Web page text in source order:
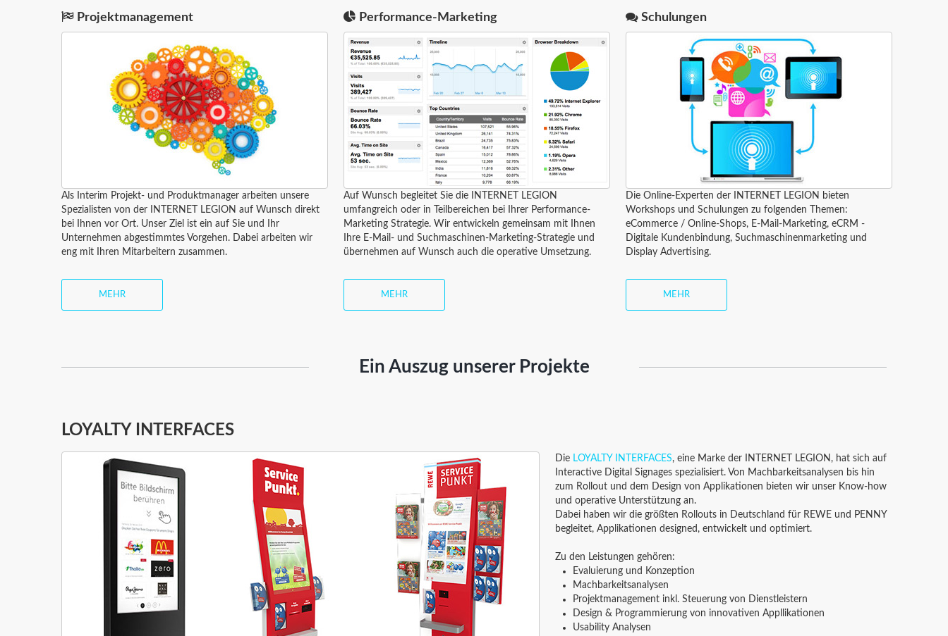
Projektmanagement
Als Interim Projekt- und Produktmanager arbeiten unsere
Spezialisten von der INTERNET LEGION auf Wunsch direkt
bei Ihnen vor Ort. Unser Ziel ist ein auf Sie und Ihr
Unternehmen abgestimmtes Vorgehen. Dabei arbeiten wir
eng mit Ihren Mitarbeitern zusammen.
MEHR
Performance-Marketing
Auf Wunsch begleitet Sie die INTERNET LEGION
umfangreich oder in Teilbereichen bei Ihrer Performance-
Marketing Strategie. Wir entwickeln gemeinsam mit Ihnen
Ihre E-Mail- und Suchmaschinen-Marketing-Strategie und
übernehmen auf Wunsch auch die operative Umsetzung.
MEHR
Schulungen
Die Online-Experten der INTERNET LEGION bieten
Workshops und Schulungen zu folgenden Themen:
eCommerce / Online-Shops, E-Mail-Marketing, eCRM -
Digitale Kundenbindung, Suchmaschinenmarketing und
Display Advertising.
MEHR
Ein Auszug unserer Projekte
LOYALTY INTERFACES
Die LOYALTY INTERFACES, eine Marke der INTERNET LEGION, hat sich auf
Interactive Digital Signages spezialisiert. Von Machbarkeitsanalysen bis hin
zum Rollout und dem Design von Applikationen bieten wir unser Know-how
und operative Unterstützung an.
Dabei haben wir die größten Rollouts in Deutschland für REWE und PENNY
begleitet, Applikationen designed, entwickelt und optimiert.
Zu den Leistungen gehören:
Evaluierung und Konzeption
Machbarkeitsanalysen
Projektmanagement inkl. Steuerung von Dienstleistern
Design & Programmierung von innovativen Appllikationen
Usability Analysen